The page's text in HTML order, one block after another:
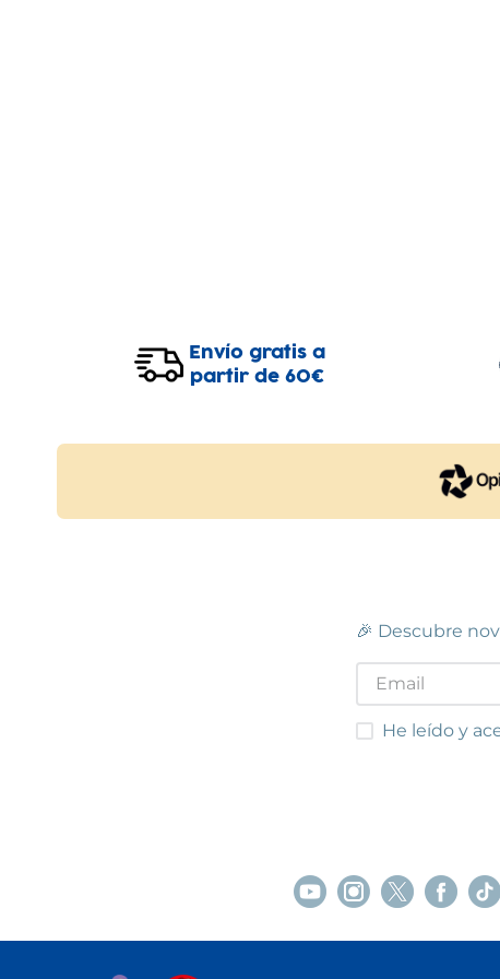
Envío gratis a
partir de 60€
🎉 Descubre
He leído y
He leído y